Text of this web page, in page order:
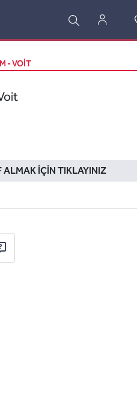
- VOIT
ALMAK İÇIN TIKLAYINIZ
ekle
e-posta ile gönder
Soru sor